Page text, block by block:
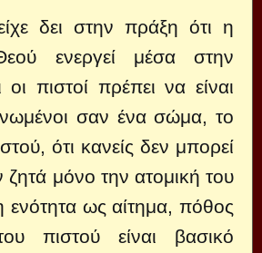
δει στην πράξη ότι η
ενεργεί μέσα στην
οι πιστοί πρέπει να είναι
σαν ένα σώμα, το
ότι κανείς δεν μπορεί
μόνο την ατομική του
ενότητα ως αίτημα, πόθος
πιστού είναι βασικό